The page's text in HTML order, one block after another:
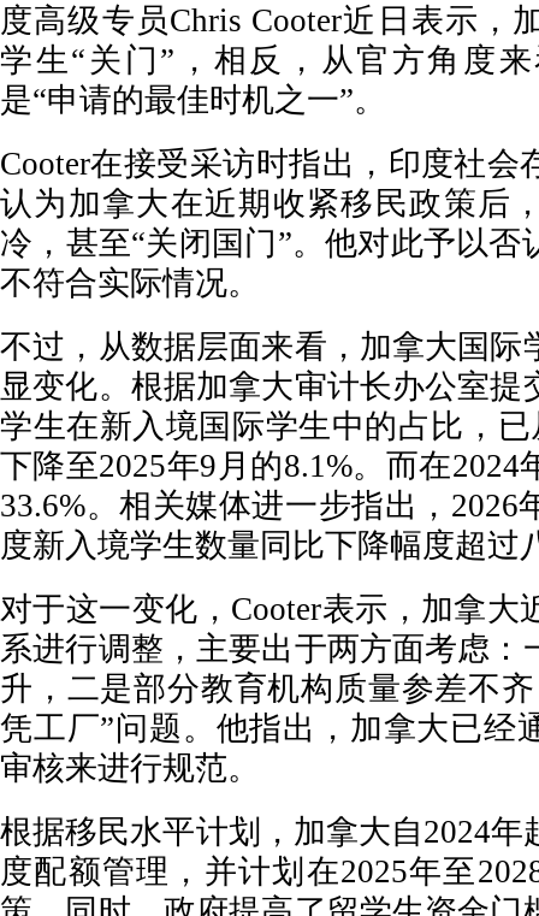
度高级专员Chris Cooter近日表示，
学生“关门”，相反，从官方角度
是“申请的最佳时机之一”。
Cooter在接受采访时指出，印度社会
认为加拿大在近期收紧移民政策后
冷，甚至“关闭国门”。他对此予以否
不符合实际情况。
不过，从数据层面来看，加拿大国际
显变化。根据加拿大审计长办公室提
学生在新入境国际学生中的占比，已
下降至2025年9月的8.1%。而在
33.6%。相关媒体进一步指出，2026
度新入境学生数量同比下降幅度超过
对于这一变化，Cooter表示，加拿大
系进行调整，主要出于两方面考虑：
升，二是部分教育机构质量参差不
凭工厂”问题。他指出，加拿大已经
审核来进行规范。
根据移民水平计划，加拿大自2024年
度配额管理，并计划在2025年至